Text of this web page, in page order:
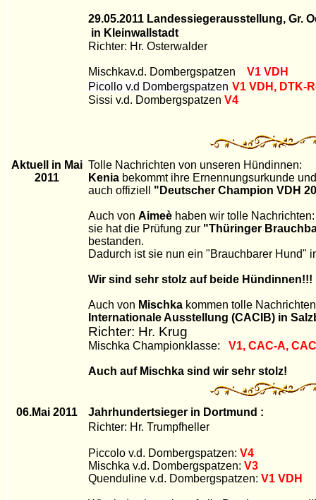
29.05.2011 Landessiegerausstellung, Gr.
in Kleinwallstadt
Richter: Hr. Osterwalder
Mischkav.d. Dombergspatzen V1 VDH
Picollo v.d Dombergspatzen V1 VDH, DTK-
Sissi v.d. Dombergspatzen V4
Aktuell in Mai
2011
Tolle Nachrichten von unseren Hündinnen:
Kenia bekommt ihre Ernennungsurkunde
auch offiziell "Deutscher Champion VDH
Auch von Aimeè haben wir tolle Nachrichten:
sie hat die Prüfung zur "Thüringer
bestanden.
Dadurch ist sie nun ein "Brauchbarer Hund"
Wir sind sehr stolz auf beide Hündinnen!!!
Auch von Mischka kommen tolle
Internationale Ausstellung (CACIB) in
Richter: Hr. Krug
Mischka Championklasse: V1, CAC-A,
Auch auf Mischka sind wir sehr stolz!
06.Mai 2011
Jahrhundertsieger in Dortmund :
Richter: Hr. Trumpfheller
Piccolo v.d. Dombergspatzen: V4
Mischka v.d. Dombergspatzen: V3
Quenduline v.d. Dombergspatzen: V1 VDH